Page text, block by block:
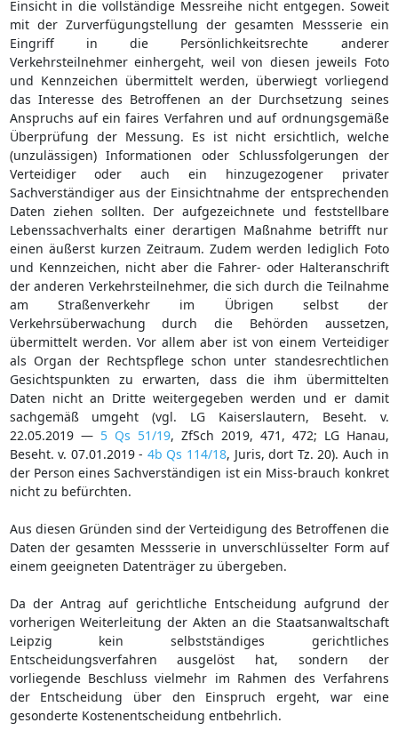
Einsicht in die vollständige Messreihe nicht entgegen. Soweit
mit der Zurverfügungstellung der gesamten Messserie ein
Eingriff in die Persönlichkeitsrechte anderer
Verkehrsteilnehmer einhergeht, weil von diesen jeweils Foto
und Kennzeichen übermittelt werden, überwiegt vorliegend
das Interesse des Betroffenen an der Durchsetzung seines
Anspruchs auf ein faires Verfahren und auf ordnungsgemäße
Überprüfung der Messung. Es ist nicht ersichtlich, welche
(unzulässigen) Informationen oder Schlussfolgerungen der
Verteidiger oder auch ein hinzugezogener privater
Sachverständiger aus der Einsichtnahme der entsprechenden
Daten ziehen sollten. Der aufgezeichnete und feststellbare
Lebenssachverhalts einer derartigen Maßnahme betrifft nur
einen äußerst kurzen Zeitraum. Zudem werden lediglich Foto
und Kennzeichen, nicht aber die Fahrer- oder Halteranschrift
der anderen Verkehrsteilnehmer, die sich durch die Teilnahme
am Straßenverkehr im Übrigen selbst der
Verkehrsüberwachung durch die Behörden aussetzen,
übermittelt werden. Vor allem aber ist von einem Verteidiger
als Organ der Rechtspflege schon unter standesrechtlichen
Gesichtspunkten zu erwarten, dass die ihm übermittelten
Daten nicht an Dritte weitergegeben werden und er damit
sachgemäß umgeht (vgl. LG Kaiserslautern, Beseht. v.
22.05.2019 — 5 Qs 51/19, ZfSch 2019, 471, 472; LG Hanau,
Beseht. v. 07.01.2019 - 4b Qs 114/18, Juris, dort Tz. 20). Auch in
der Person eines Sachverständigen ist ein Miss-brauch konkret
nicht zu befürchten.
Aus diesen Gründen sind der Verteidigung des Betroffenen die
Daten der gesamten Messserie in unverschlüsselter Form auf
einem geeigneten Datenträger zu übergeben.
Da der Antrag auf gerichtliche Entscheidung aufgrund der
vorherigen Weiterleitung der Akten an die Staatsanwaltschaft
Leipzig kein selbstständiges gerichtliches
Entscheidungsverfahren ausgelöst hat, sondern der
vorliegende Beschluss vielmehr im Rahmen des Verfahrens
der Entscheidung über den Einspruch ergeht, war eine
gesonderte Kostenentscheidung entbehrlich.